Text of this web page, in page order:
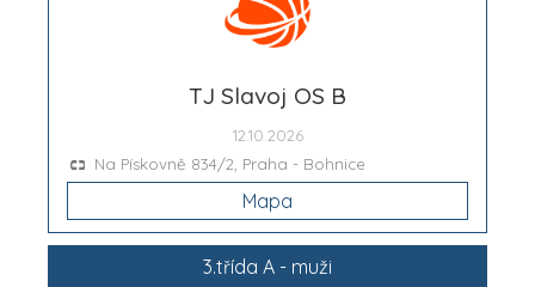
TJ Slavoj OS B
12.10.2026
Na Pískovně 834/2, Praha - Bohnice
Mapa
3.třída A - muži